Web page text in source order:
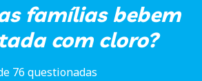
famílias bebem
com cloro?
76 questionadas